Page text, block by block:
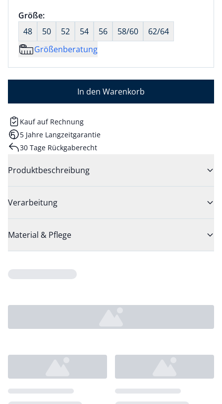
Größenauswahl:
Größe:nichts ausgewählt
48
50 52 54 56 58/60
62/64
Größenberatung
In den Warenkorb
Kauf auf Rechnung
5 Jahre Langzeitgarantie
30 Tage Rückgaberecht
Produktbeschreibung
Verarbeitung
Material & Pflege